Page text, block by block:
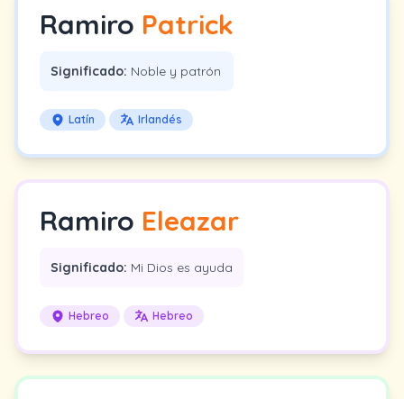
Ramiro Patrick
Significado: Noble y patrón
Latín Irlandés
Ramiro Eleazar
Significado: Mi Dios es ayuda
Hebreo Hebreo